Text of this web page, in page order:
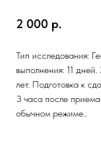
2 000 р.
Тип исследования:
выполнения: 11
лет. Подготовка к
3 часа после
обычном режиме..